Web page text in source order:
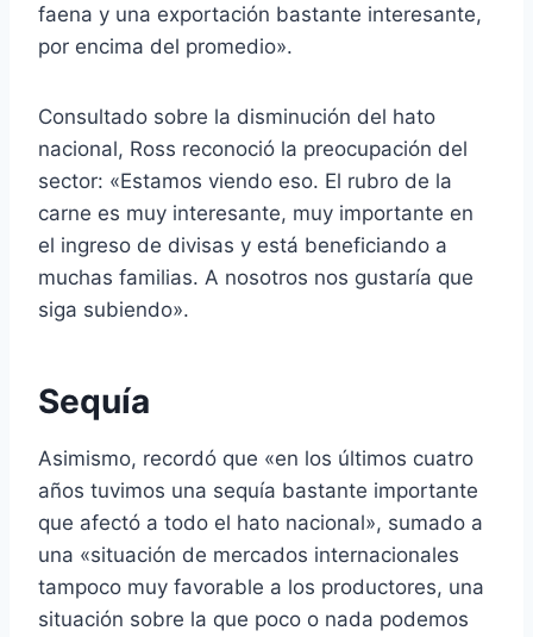
faena y una exportación bastante interesante,
por encima del promedio».
Consultado sobre la disminución del hato
nacional, Ross reconoció la preocupación del
sector: «Estamos viendo eso. El rubro de la
carne es muy interesante, muy importante en
el ingreso de divisas y está beneficiando a
muchas familias. A nosotros nos gustaría que
siga subiendo».
Sequía
Asimismo, recordó que «en los últimos cuatro
años tuvimos una sequía bastante importante
que afectó a todo el hato nacional», sumado a
una «situación de mercados internacionales
tampoco muy favorable a los productores, una
situación sobre la que poco o nada podemos